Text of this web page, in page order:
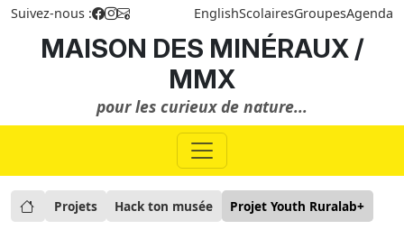
Suivez-nous : EnglishScolairesGroupesAgenda
MAISON DES MINÉRAUX /
MMX
pour les curieux de nature...
Projets Hack ton musée Projet Youth Ruralab+